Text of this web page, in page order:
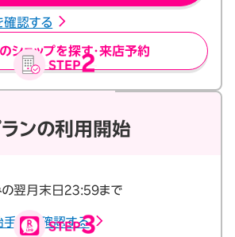
確認する
ショップを探す・来店予約
ンの利用開始
の翌月末日23:59まで
手順を確認する